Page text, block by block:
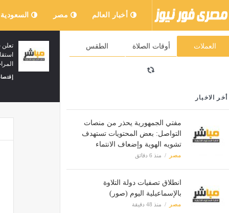
أخبار العالم مصر السعودية
العملات أوقات الصلاة الطقس
أخر الاخبار
مفتي الجمهورية يحذر من منصات
التواصل: بعض المحتويات تستهدف
تشويه الهوية وإضعاف الانتماء
مصر منذ 6 دقائق
انطلاق تصفيات دولة التلاوة
بالإسماعيلية اليوم (صور)
مصر منذ 48 دقيقة
إعلان شركة الوساطة المالية (وساطة
كابيتال) عن توزيع أرباح على مالكي
للصناعات المتطورة
الأولية للفترة المنتهية في